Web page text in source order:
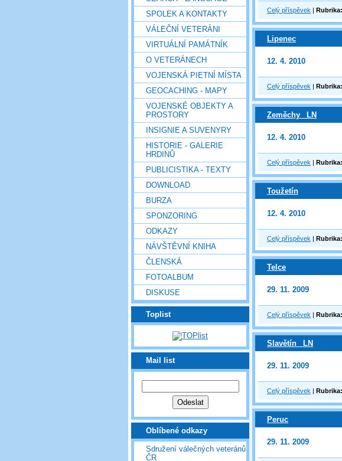
SPOLEK A KONTAKTY
VÁLEČNÍ VETERÁNI
VIRTUÁLNÍ PAMÁTNÍK
O VETERÁNECH
VOJENSKÁ PIETNÍ MÍSTA
GEOCACHING - MAPY
VOJENSKÉ OBJEKTY A
PROSTORY
INSIGNIE A SUVENYRY
HISTORIE - GALERIE
HRDINŮ
PUBLICISTIKA - TEXTY
DOWNLOAD
BURZA
SPONZORING
ODKAZY
NÁVŠTĚVNÍ KNIHA
ČLENSKÁ
FOTOALBUM
DISKUSE
Toplist
Mail list
Oblíbené odkazy
Sdružení válečných veteránů
ČR
Celý příspěvek | Rubrika:
Lipenec
12. 4. 2010
Celý příspěvek | Rubrika:
Zeměchy _LN
12. 4. 2010
Celý příspěvek | Rubrika:
Toužetín
12. 4. 2010
Celý příspěvek | Rubrika:
Telce
29. 11. 2009
Celý příspěvek | Rubrika:
Slavětín _LN
29. 11. 2009
Celý příspěvek | Rubrika:
Peruc
29. 11. 2009